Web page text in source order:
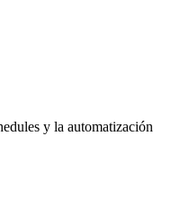
y la automatización